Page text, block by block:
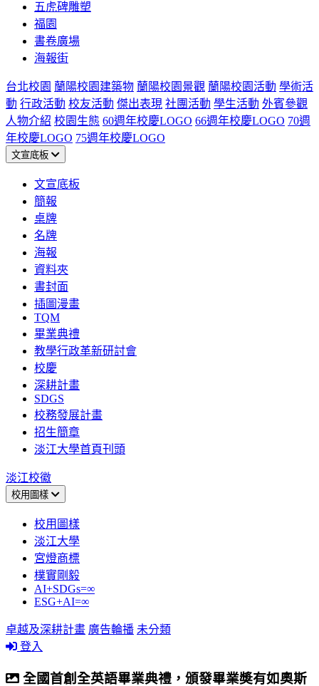
五虎碑雕塑
福園
書卷廣場
海報街
台北校園 蘭陽校園建築物 蘭陽校園景觀 蘭陽校園活動 學術活
動 行政活動 校友活動 傑出表現 社團活動 學生活動 外賓參觀
人物介紹 校園生態 60週年校慶LOGO 66週年校慶LOGO 70週
年校慶LOGO 75週年校慶LOGO
文宣底板
文宣底板
簡報
桌牌
名牌
海報
資料夾
書封面
插圖漫畫
TQM
畢業典禮
教學行政革新研討會
校慶
深耕計畫
SDGS
校務發展計畫
招生簡章
淡江大學首頁刊頭
淡江校徽
校用圖樣
校用圖樣
淡江大學
宮燈商標
樸實剛毅
AI+SDGs=∞
ESG+AI=∞
卓越及深耕計畫 廣告輪播 未分類
登入
全國首創全英語畢業典禮，頒發畢業奬有如奧斯